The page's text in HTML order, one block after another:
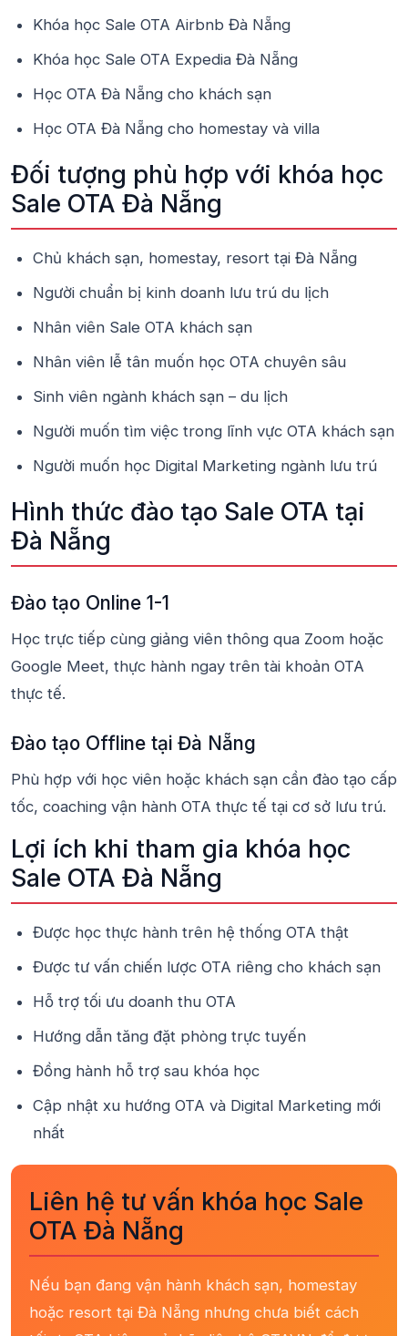
Khóa học Sale OTA Airbnb Đà Nẵng
Khóa học Sale OTA Expedia Đà Nẵng
Học OTA Đà Nẵng cho khách sạn
Học OTA Đà Nẵng cho homestay và villa
Đối tượng phù hợp với khóa học
Sale OTA Đà Nẵng
Chủ khách sạn, homestay, resort tại Đà Nẵng
Người chuẩn bị kinh doanh lưu trú du lịch
Nhân viên Sale OTA khách sạn
Nhân viên lễ tân muốn học OTA chuyên sâu
Sinh viên ngành khách sạn – du lịch
Người muốn tìm việc trong lĩnh vực OTA khách sạn
Người muốn học Digital Marketing ngành lưu trú
Hình thức đào tạo Sale OTA tại
Đà Nẵng
Đào tạo Online 1-1
Học trực tiếp cùng giảng viên thông qua Zoom hoặc
Google Meet, thực hành ngay trên tài khoản OTA
thực tế.
Đào tạo Offline tại Đà Nẵng
Phù hợp với học viên hoặc khách sạn cần đào tạo cấp
tốc, coaching vận hành OTA thực tế tại cơ sở lưu trú.
Lợi ích khi tham gia khóa học
Sale OTA Đà Nẵng
Được học thực hành trên hệ thống OTA thật
Được tư vấn chiến lược OTA riêng cho khách sạn
Hỗ trợ tối ưu doanh thu OTA
Hướng dẫn tăng đặt phòng trực tuyến
Đồng hành hỗ trợ sau khóa học
Cập nhật xu hướng OTA và Digital Marketing mới
nhất
Liên hệ tư vấn khóa học Sale
OTA Đà Nẵng
Nếu bạn đang vận hành khách sạn, homestay
hoặc resort tại Đà Nẵng nhưng chưa biết cách